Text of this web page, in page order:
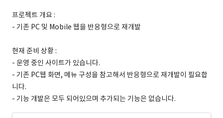
프로젝트 개요 :
- 기존 PC 및 Mobile 웹을 반응형으로 재개발
현재 준비 상황 :
- 운영 중인 사이트가 있습니다.
- 기존 PC웹 화면, 메뉴 구성을 참고해서 반응형으로 재개발이 필요합
니다.
- 기능 개발은 모두 되어있으며 추가되는 기능은 없습니다.